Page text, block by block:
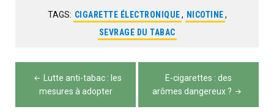
TAGS: CIGARETTE ÉLECTRONIQUE, NICOTINE,
SEVRAGE DU TABAC
Navigation
Lutte anti-tabac : les
mesures à adopter
E-cigarettes : des
arômes dangereux ?